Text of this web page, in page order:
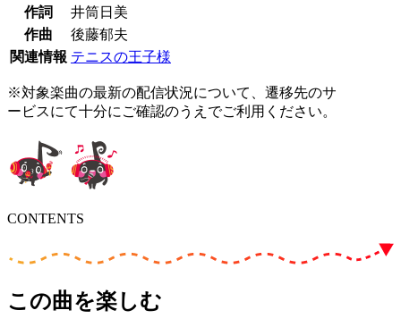
作詞
井筒日美
作曲
後藤郁夫
関連情報 テニスの王子様
※対象楽曲の最新の配信状況について、遷移先のサ
ービスにて十分にご確認のうえでご利用ください。
CONTENTS
この曲を楽しむ